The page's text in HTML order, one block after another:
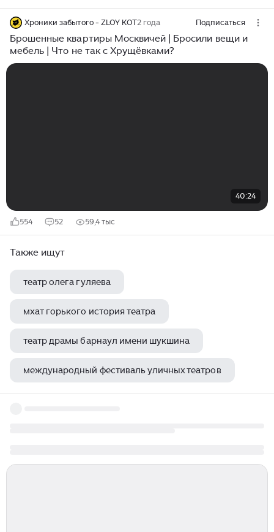
Хроники забытого - ZLOY KOT2 года Подписаться
Брошенные квартиры Москвичей | Бросили вещи и
мебель | Что не так с Хрущёвками?
40:24
554 52 59,4 тыс
Также ищут
театр олега гуляева
мхат горького история театра
театр драмы барнаул имени шукшина
международный фестиваль уличных театров